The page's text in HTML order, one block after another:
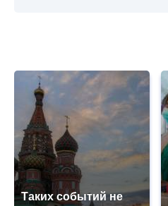
Таких событий не